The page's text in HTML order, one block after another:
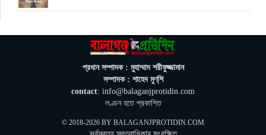
বালাগঞ্জে শিশু-কিশোরদের মসজিদমুখী করতে ব্যতিক্রমী উদ্যোগ, ৩৩
প্রধান সম্পাদক : মুহাম্মাদ শরীফুজ্জামান
সম্পাদক : শাহেদ মুণ্‌শি
contact: info@balaganjprotidin.com
লণ্ডন হতে প্রকাশিত
© 2018-2026 BY BALAGANJPROTIDIN.COM